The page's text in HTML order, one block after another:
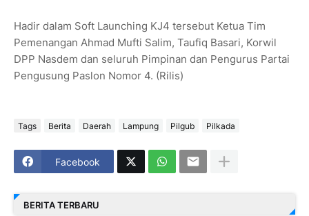
Hadir dalam Soft Launching KJ4 tersebut Ketua Tim
Pemenangan Ahmad Mufti Salim, Taufiq Basari, Korwil
DPP Nasdem dan seluruh Pimpinan dan Pengurus Partai
Pengusung Paslon Nomor 4. (Rilis)
Tags Berita Daerah Lampung Pilgub Pilkada
Facebook
BERITA TERBARU